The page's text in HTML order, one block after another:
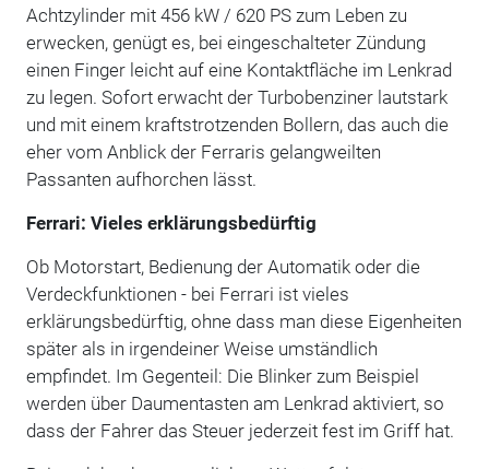
Achtzylinder mit 456 kW / 620 PS zum Leben zu
erwecken, genügt es, bei eingeschalteter Zündung
einen Finger leicht auf eine Kontaktfläche im Lenkrad
zu legen. Sofort erwacht der Turbobenziner lautstark
und mit einem kraftstrotzenden Bollern, das auch die
eher vom Anblick der Ferraris gelangweilten
Passanten aufhorchen lässt.
Ferrari: Vieles erklärungsbedürftig
Ob Motorstart, Bedienung der Automatik oder die
Verdeckfunktionen - bei Ferrari ist vieles
erklärungsbedürftig, ohne dass man diese Eigenheiten
später als in irgendeiner Weise umständlich
empfindet. Im Gegenteil: Die Blinker zum Beispiel
werden über Daumentasten am Lenkrad aktiviert, so
dass der Fahrer das Steuer jederzeit fest im Griff hat.